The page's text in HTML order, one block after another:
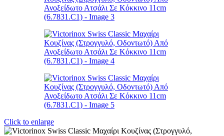
Click to enlarge